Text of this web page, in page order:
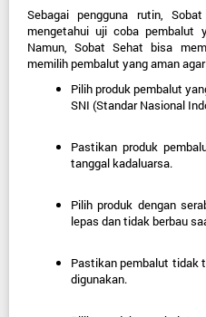
Sebagai pengguna rutin,
mengetahui uji coba pembalut
Namun, Sobat Sehat bisa
memilih pembalut yang aman
Pilih produk pembalut
SNI (Standar Nasional
Pastikan produk
tanggal kadaluarsa.
Pilih produk dengan
lepas dan tidak berbau
Pastikan pembalut tidak
digunakan.